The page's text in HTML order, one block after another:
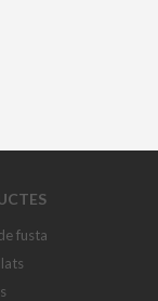
fusta